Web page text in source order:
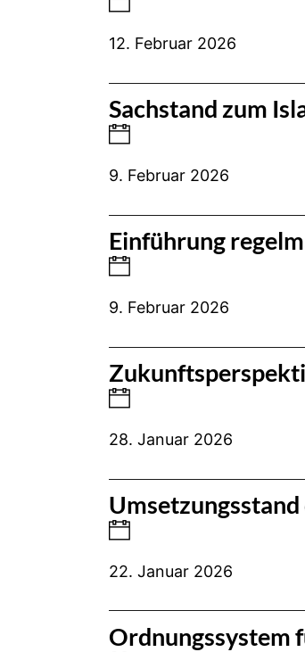
12. Februar 2026
Sachstand zum
9. Februar 2026
Einführung
9. Februar 2026
28. Januar 2026
22. Januar 2026
Ordnungssystem